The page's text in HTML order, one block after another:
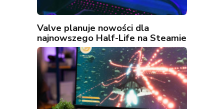
Valve planuje nowości dla
najnowszego Half-Life na Steamie